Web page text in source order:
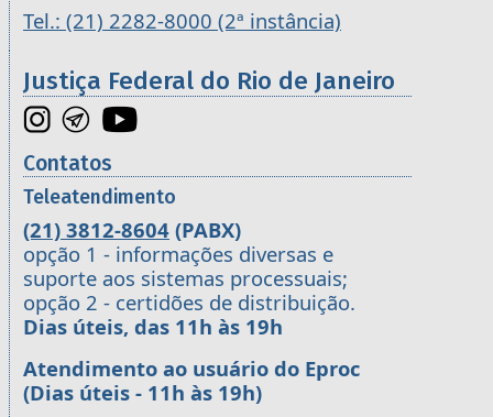
Tel.: (21) 2282-8000 (2ª instância)
Justiça Federal do Rio de Janeiro
Contatos
Teleatendimento
(21) 3812-8604 (PABX)
opção 1 - informações diversas e
suporte aos sistemas processuais;
opção 2 - certidões de distribuição.
Dias úteis, das 11h às 19h
Atendimento ao usuário do Eproc
(Dias úteis - 11h às 19h)